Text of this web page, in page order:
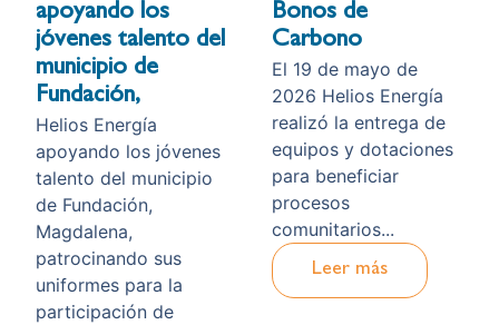
apoyando los
jóvenes talento del
municipio de
Fundación,
Helios Energía
apoyando los jóvenes
talento del municipio
de Fundación,
Magdalena,
patrocinando sus
uniformes para la
participación de
Bonos de
Carbono
El 19 de mayo de
2026 Helios Energía
realizó la entrega de
equipos y dotaciones
para beneficiar
procesos
comunitarios...
Leer más